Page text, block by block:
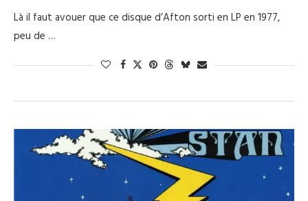
Là il faut avouer que ce disque d’Afton sorti en LP en 1977,
peu de …